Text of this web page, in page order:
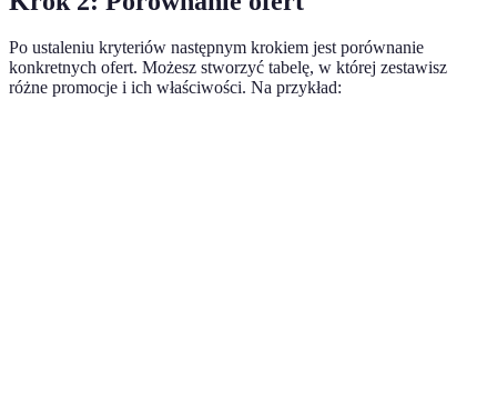
Po ustaleniu kryteriów następnym krokiem jest porównanie
konkretnych ofert. Możesz stworzyć tabelę, w której zestawisz
różne promocje i ich właściwości. Na przykład: